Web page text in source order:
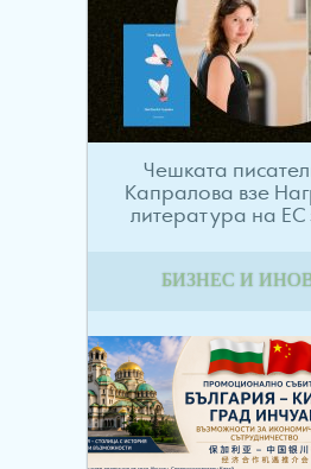
Чешката
Капралова взе
литература на ЕС
БИЗНЕС И